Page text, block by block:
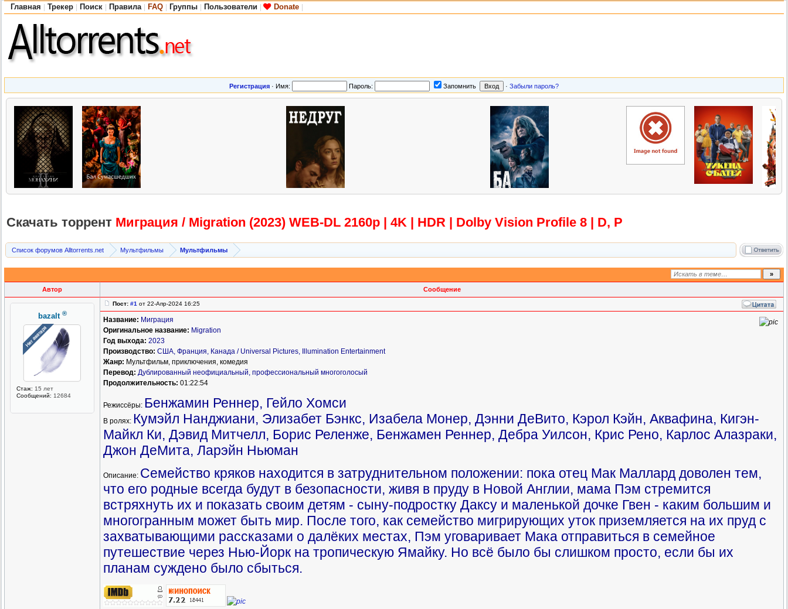
Главная Трекер Поиск Правила FAQ Группы Пользователи Donate
Регистрация · Имя: Пароль: Запомнить · Забыли пароль?
Скачать торрент Миграция / Migration (2023) WEB-DL 2160p | 4K | HDR | Dolby Vision Profile 8 | D, P
Список форумов Alltorrents.net Мультфильмы Мультфильмы
Автор Сообщение
bazalt ®
Стаж: 15 лет
Сообщений: 12684
Пост: #1 от 22-Апр-2024 16:25
Название: Миграция
Оригинальное название: Migration
Год выхода: 2023
Производство: США, Франция, Канада / Universal Pictures, Illumination Entertainment
Жанр: Мультфильм, приключения, комедия
Перевод: Дублированный неофициальный, профессиональный многоголосый
Продолжительность: 01:22:54
Режиссёры: Бенжамин Реннер, Гейло Хомси
В ролях: Кумэйл Нанджиани, Элизабет Бэнкс, Изабела Монер, Дэнни ДеВито, Кэрол Кэйн, Аквафина, Кигэн-
Майкл Ки, Дэвид Митчелл, Борис Реленже, Бенжамен Реннер, Дебра Уилсон, Крис Рено, Карлос Алазраки,
Джон ДеМита, Ларэйн Ньюман
Описание: Семейство кряков находится в затруднительном положении: пока отец Мак Маллард доволен тем,
что его родные всегда будут в безопасности, живя в пруду в Новой Англии, мама Пэм стремится
встряхнуть их и показать своим детям - сыну-подростку Даксу и маленькой дочке Гвен - каким большим и
многогранным может быть мир. После того, как семейство мигрирующих уток приземляется на их пруд с
захватывающими рассказами о далёких местах, Пэм уговаривает Мака отправиться в семейное
путешествие через Нью-Йорк на тропическую Ямайку. Но всё было бы слишком просто, если бы их
планам суждено было сбыться.